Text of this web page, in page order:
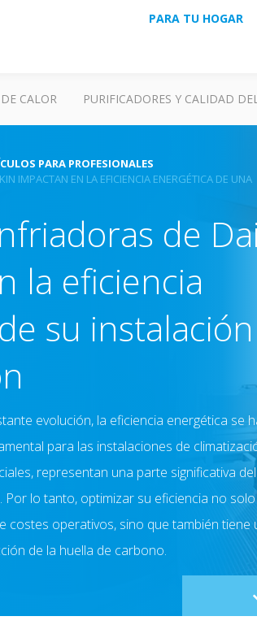
PARA TU HOGAR
CALOR PURIFICADORES Y CALIDAD
PARA PROFESIONALES
IMPACTAN EN LA EFICIENCIA ENERGÉTICA DE UNA
de
la eficiencia
su
evolución, la eficiencia energética se
para las instalaciones de
representan una parte significativa del
lo tanto, optimizar su eficiencia no solo
costes operativos, sino que también tiene
de la huella de carbono.